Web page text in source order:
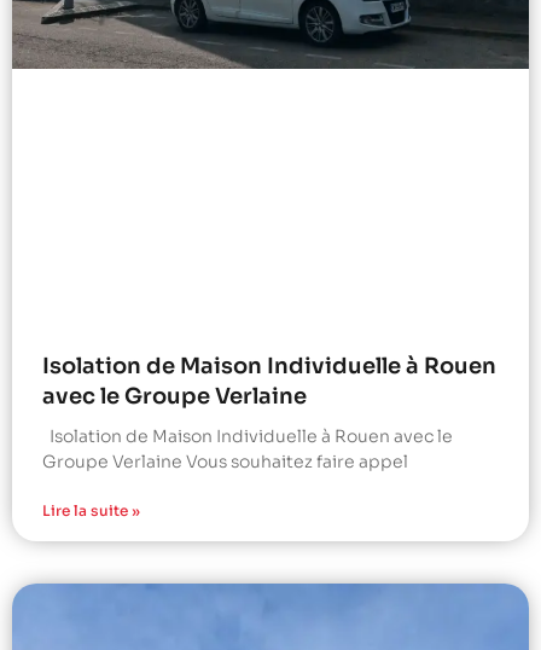
Isolation de Maison Individuelle à Rouen
avec le Groupe Verlaine
Isolation de Maison Individuelle à Rouen avec le
Groupe Verlaine Vous souhaitez faire appel
Lire la suite »